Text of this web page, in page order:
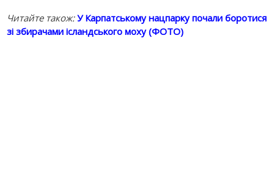
Читайте також: У Карпатському нацпарку почали боротися
зі збирачами ісландського моху (ФОТО)